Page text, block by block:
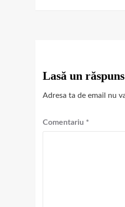
Lasă un răspuns
Adresa ta de email nu
Comentariu *